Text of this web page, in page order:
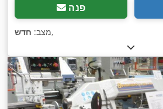
פנה
מצב: חדש ,